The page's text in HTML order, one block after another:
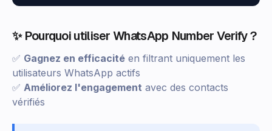
✨ Pourquoi utiliser WhatsApp Number Verify ?
✅ Gagnez en efficacité en filtrant uniquement les
utilisateurs WhatsApp actifs
✅ Améliorez l'engagement avec des contacts
vérifiés